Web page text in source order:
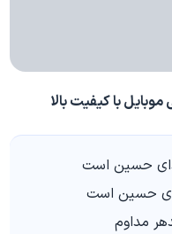
با کیفیت بالا
حسین است
حسین است
مداوم